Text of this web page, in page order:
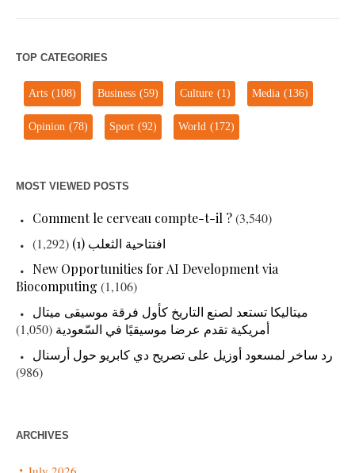
TOP CATEGORIES
Arts(108) Business(59) Culture(1) Media(136)
Opinion(78) Sport(92) World(172)
MOST VIEWED POSTS
Comment le cerveau compte-t-il ?(3,540)
افتتاحية الثعلب (1)
(1,292)
New Opportunities for AI Development via
Biocomputing (1,106)
ميتاليكا تستعد لصنع التاريخ كأول فرقة موسيقى ميتال
أمريكية تقدم عرضا موسيقيًا في السّعودية (1,050)
رد ساخر لمسعود أوزيل على تصريح دي كابريو حول أرسنال
(986)
ARCHIVES